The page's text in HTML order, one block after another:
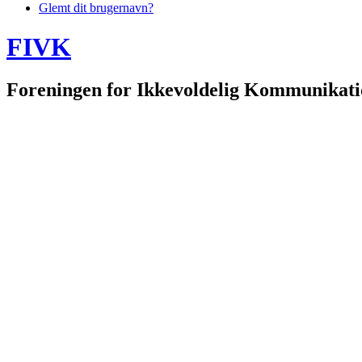
Glemt dit brugernavn?
FIVK
Foreningen for Ikkevoldelig